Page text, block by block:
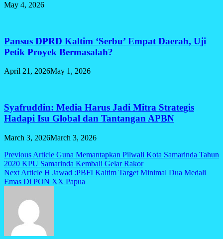
May 4, 2026
Pansus DPRD Kaltim ‘Serbu’ Empat Daerah, Uji
Petik Proyek Bermasalah?
April 21, 2026May 1, 2026
Syafruddin: Media Harus Jadi Mitra Strategis
Hadapi Isu Global dan Tantangan APBN
March 3, 2026March 3, 2026
Post
navigation
Previous Article Guna Memantapkan Pilwali Kota Samarinda Tahun
2020 KPU Samarinda Kembali Gelar Rakor
Next Article H Jawad :PBFI Kaltim Target Minimal Dua Medali
Emas Di PON XX Papua